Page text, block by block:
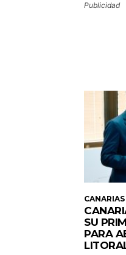
Publicidad
CANARIAS
SU
PARA